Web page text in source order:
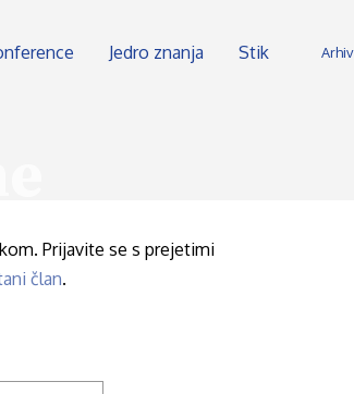
Arhiv
Jedro znanja Stik
Prijavite se s prejetimi
član.